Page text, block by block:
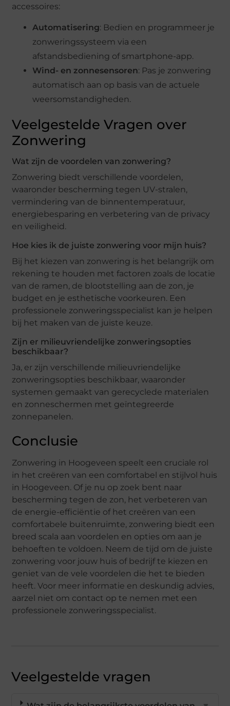
accessoires:
Automatisering: Bedien en programmeer je
zonweringssysteem via een
afstandsbediening of smartphone-app.
Wind- en zonnesensoren: Pas je zonwering
automatisch aan op basis van de actuele
weersomstandigheden.
Veelgestelde Vragen over
Zonwering
Wat zijn de voordelen van zonwering?
Zonwering biedt verschillende voordelen,
waaronder bescherming tegen UV-stralen,
vermindering van de binnentemperatuur,
energiebesparing en verbetering van de privacy
en veiligheid.
Hoe kies ik de juiste zonwering voor mijn huis?
Bij het kiezen van zonwering is het belangrijk om
rekening te houden met factoren zoals de locatie
van de ramen, de blootstelling aan de zon, je
budget en je esthetische voorkeuren. Een
professionele zonweringsspecialist kan je helpen
bij het maken van de juiste keuze.
Zijn er milieuvriendelijke zonweringsopties
beschikbaar?
Ja, er zijn verschillende milieuvriendelijke
zonweringsopties beschikbaar, waaronder
systemen gemaakt van gerecyclede materialen
en zonneschermen met geïntegreerde
zonnepanelen.
Conclusie
Zonwering in Hoogeveen speelt een cruciale rol
in het creëren van een comfortabel en stijlvol huis
in Hoogeveen. Of je nu op zoek bent naar
bescherming tegen de zon, het verbeteren van
de energie-efficiëntie of het creëren van een
comfortabele buitenruimte, zonwering biedt een
breed scala aan voordelen en opties om aan je
behoeften te voldoen. Neem de tijd om de juiste
zonwering voor jouw huis of bedrijf te kiezen en
geniet van de vele voordelen die het te bieden
heeft. Voor meer informatie en deskundig advies,
aarzel niet om contact op te nemen met een
professionele zonweringsspecialist.
Veelgestelde vragen